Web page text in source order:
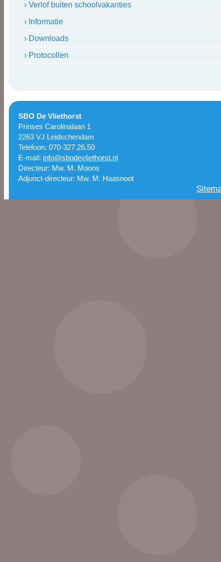
› Verlof buiten schoolvakanties
› Informatie
› Downloads
› Protocollen
SBO De Vliethorst
Prinses Carolinalaan 1
2263 VJ Leidschendam
Telefoon: 070-327.26.50
E-mail: info@sbodevliethorst.nl
Directeur: Mw. M. Moons
Adjunct-directeur: Mw. M. Haasnoot